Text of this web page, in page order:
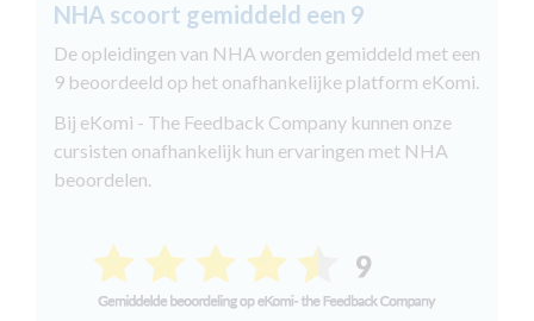
NHA scoort gemiddeld een 9
De opleidingen van NHA worden gemiddeld met een
9 beoordeeld op het onafhankelijke platform eKomi.
Bij eKomi - The Feedback Company kunnen onze
cursisten onafhankelijk hun ervaringen met NHA
beoordelen.